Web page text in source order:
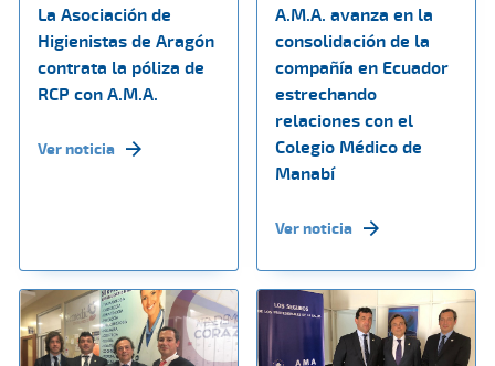
La Asociación de
Higienistas de Aragón
contrata la póliza de
RCP con A.M.A.
Ver noticia
A.M.A. avanza en la
consolidación de la
compañía en Ecuador
estrechando
relaciones con el
Colegio Médico de
Manabí
Ver noticia